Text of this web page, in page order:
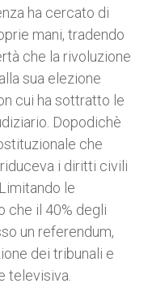
ha cercato di
mani, tradendo
che la rivoluzione
sua elezione
cui ha sottratto le
Dopodichè
che
i diritti civili
le
che il 40% degli
un referendum,
dei tribunali e
televisiva.